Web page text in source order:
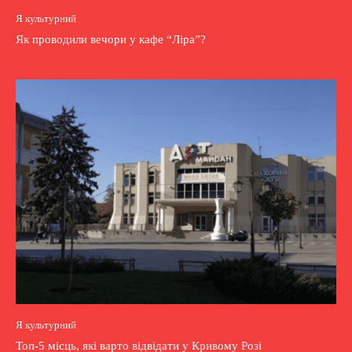
Я культурний
Як проводили вечори у кафе “Ліра”?
Я культурний
Топ-5 місць, які варто відвідати у Кривому Розі